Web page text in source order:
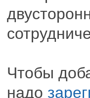
Чтобы
надо